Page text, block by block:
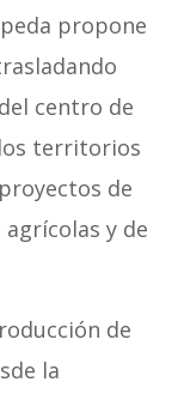
propone
centro de
territorios
de
agrícolas y de
de
la